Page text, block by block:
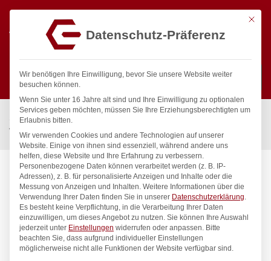
Suchen
Start / Gastronomiebedarf & Gastro Geräte für Profis
Wassertechnik
Wandbatterie master Wandbatterie 1/2″
Mit
Datenschutz-Präferenz
Wir benötigen Ihre Einwilligung, bevor Sie unsere Website weiter
besuchen können.
Wenn Sie unter 16 Jahre alt sind und Ihre Einwilligung zu optionalen
Services geben möchten, müssen Sie Ihre Erziehungsberechtigten um
Erlaubnis bitten.
Wir verwenden Cookies und andere Technologien auf unserer
Website. Einige von ihnen sind essenziell, während andere uns
helfen, diese Website und Ihre Erfahrung zu verbessern.
Personenbezogene Daten können verarbeitet werden (z. B. IP-
Adressen), z. B. für personalisierte Anzeigen und Inhalte oder die
Messung von Anzeigen und Inhalten. Weitere Informationen über die
Verwendung Ihrer Daten finden Sie in unserer Datenschutzerklärung.
Es besteht keine Verpflichtung, in die Verarbeitung Ihrer Daten
einzuwilligen, um dieses Angebot zu nutzen. Sie können Ihre Auswahl
jederzeit unter Einstellungen widerrufen oder anpassen. Bitte
beachten Sie, dass aufgrund individueller Einstellungen
möglicherweise nicht alle Funktionen der Website verfügbar sind.